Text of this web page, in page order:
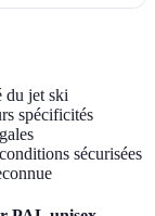
du jet ski
spécificités
sécurisées